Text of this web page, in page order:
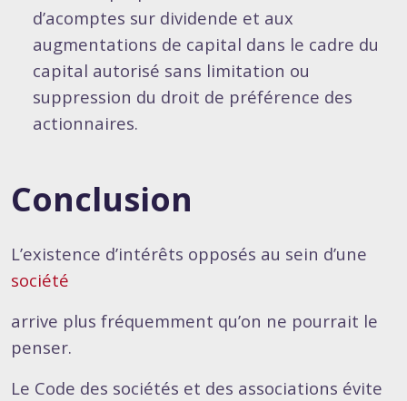
d’acomptes sur dividende et aux
augmentations de capital dans le cadre du
capital autorisé sans limitation ou
suppression du droit de préférence des
actionnaires.
Conclusion
L’existence d’intérêts opposés au sein d’une
société
arrive plus fréquemment qu’on ne pourrait le
penser.
Le Code des sociétés et des associations évite